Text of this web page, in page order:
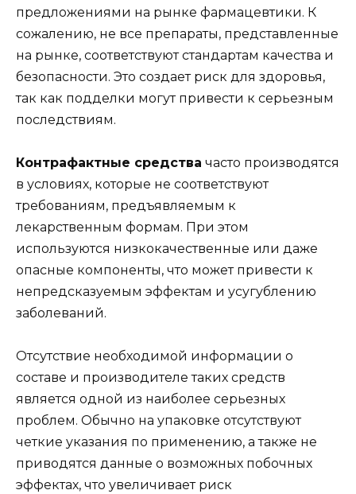
предложениями на рынке фармацевтики. К
сожалению, не все препараты, представленные
на рынке, соответствуют стандартам качества и
безопасности. Это создает риск для здоровья,
так как подделки могут привести к серьезным
последствиям.
Контрафактные средства часто производятся
в условиях, которые не соответствуют
требованиям, предъявляемым к
лекарственным формам. При этом
используются низкокачественные или даже
опасные компоненты, что может привести к
непредсказуемым эффектам и усугублению
заболеваний.
Отсутствие необходимой информации о
составе и производителе таких средств
является одной из наиболее серьезных
проблем. Обычно на упаковке отсутствуют
четкие указания по применению, а также не
приводятся данные о возможных побочных
эффектах, что увеличивает риск